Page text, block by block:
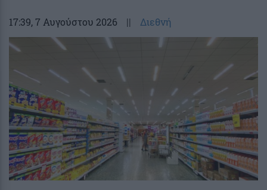
17:39, 7 Αυγούστου 2026 || Διεθνή